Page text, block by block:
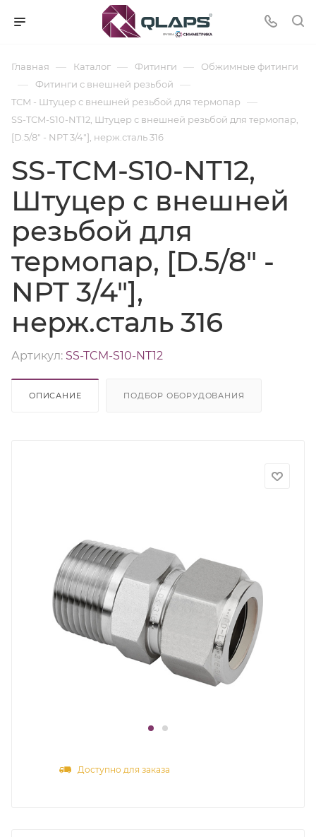
Главная — Каталог — Фитинги — Обжимные фитинги
— Фитинги с внешней резьбой —
TCM - Штуцер с внешней резьбой для термопар —
SS-TCM-S10-NT12, Штуцер с внешней резьбой для термопар,
[D.5/8" - NPT 3/4"], нерж.сталь 316
SS-TCM-S10-NT12,
Штуцер с внешней
резьбой для
термопар, [D.5/8" -
NPT 3/4"],
нерж.сталь 316
Артикул: SS-TCM-S10-NT12
ОПИСАНИЕ ПОДБОР ОБОРУДОВАНИЯ
Доступно для заказа